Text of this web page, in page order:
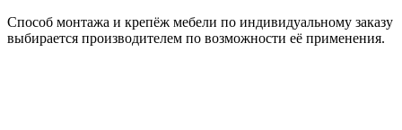
Способ монтажа и крепёж мебели по индивидуальному заказу
выбирается производителем по возможности её применения.